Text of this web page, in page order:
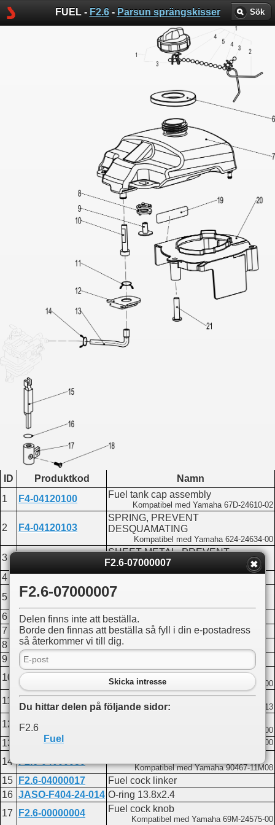
FUEL - F2.6- Parsun sprängskisser Sök
ID Produktkod
Namn
1
F4-04120100 Fuel tank cap assembly
Kompatibel med Yamaha 67D-24610-02
2 F4-04120103
SPRING, PREVENT
DESQUAMATING
Kompatibel med Yamaha 624-24634-00
3
SHEET METAL, PREVENT
DESQUAMATING
4
F4-04120106
Snap ring
5
F4-04120104
CHAIN, PREVENT
6
F2.6-04000033
Damper washer
7
F2.6-04000026
Built-in fuel tank
8
F2.6-04000027
Fuel tank damper A
9
F2.6-04000028
10
F4-04120005 Fuel tank filter
Kompatibel med Yamaha 6L5-24251-00
11 F4-05000010 Clip spring A
Kompatibel med Yamaha 90467-13M13
12 F4-04000032
Kompatibel med Yamaha 69M-F4181-00
13 F2.6-04000029 Kompatibel med Yamaha 69M-F4311-00
14 F2.6-04000030
Kompatibel med Yamaha 90467-11M08
15 F2.6-04000017
Fuel cock linker
16 JASO-F404-24-014 O-ring 13.8x2.4
17
F2.6-00000004 Fuel cock knob
Kompatibel med Yamaha 69M-24575-00
F2.6-07000007
F2.6-07000007
Delen finns inte att beställa.
Borde den finnas att beställa så fyll i din e-postadress
så återkommer vi till dig.
Skicka intresse
Du hittar delen på följande sidor:
F2.6
Fuel